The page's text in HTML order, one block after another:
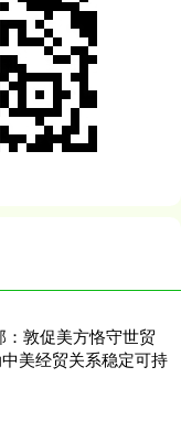
敦促美方恪守世贸
美经贸关系稳定可持